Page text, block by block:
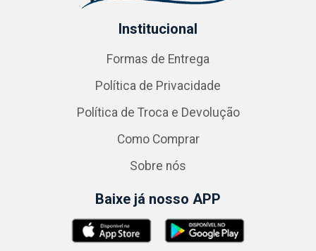
Institucional
Formas de Entrega
Política de Privacidade
Política de Troca e Devolução
Como Comprar
Sobre nós
Baixe já nosso APP